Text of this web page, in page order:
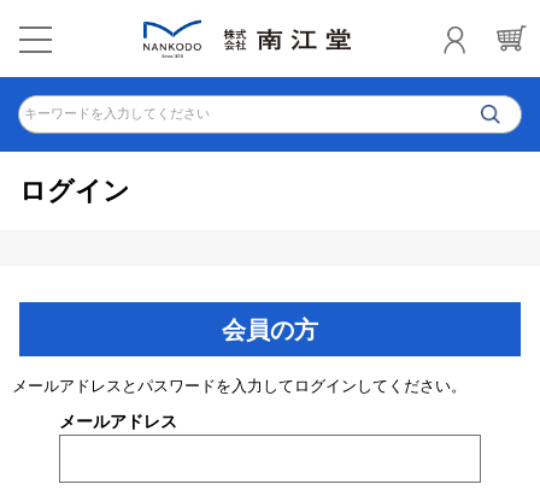
キーワードを入力してください
ログイン
会員の方
メールアドレスとパスワードを入力してログインしてください。
メールアドレス